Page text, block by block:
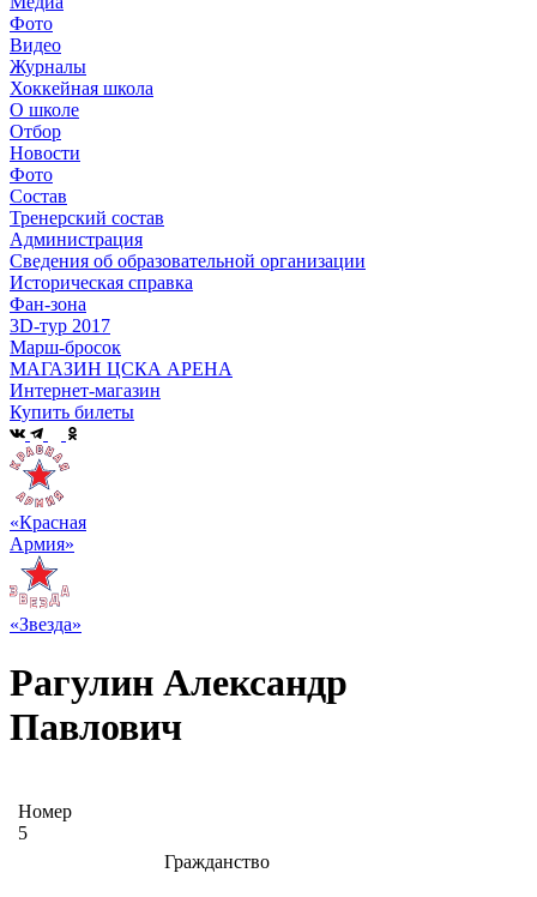
Фото
Видео
Журналы
Хоккейная школа
О школе
Отбор
Новости
Фото
Состав
Тренерский состав
Администрация
Сведения об образовательной организации
Историческая справка
Фан-зона
3D-тур 2017
Марш-бросок
МАГАЗИН ЦСКА АРЕНА
Интернет-магазин
Купить билеты
«Красная
Армия»
«Звезда»
Рагулин Александр
Павлович
Номер
5
Гражданство